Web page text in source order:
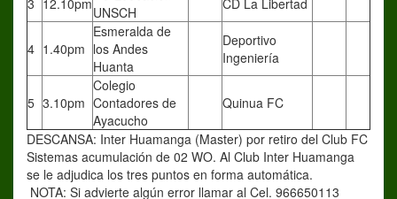
3 12.10pmUNSCH
CD La Libertad
4 1.40pm
Esmeralda de
los Andes
Huanta
Deportivo
Ingeniería
5 3.10pm
Colegio
Contadores de
Ayacucho
Quinua FC
DESCANSA: Inter Huamanga (Master) por retiro del Club FC
Sistemas acumulación de 02 WO. Al Club Inter Huamanga
se le adjudica los tres puntos en forma automática.
NOTA: Si advierte algún error llamar al Cel. 966650113